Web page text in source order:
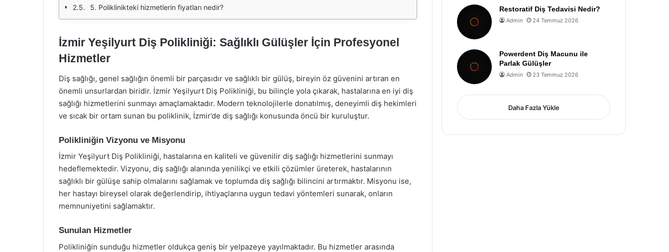
5. Poliklinikteki hizmetlerin fiyatları nedir?
İzmir Yeşilyurt Diş Polikliniği: Sağlıklı Gülüşler İçin Profesyonel
Hizmetler
Diş sağlığı, genel sağlığın önemli bir parçasıdır ve sağlıklı bir gülüş, bireyin öz güvenini artıran en
önemli unsurlardan biridir. İzmir Yeşilyurt Diş Polikliniği, bu bilinçle yola çıkarak, hastalarına en iyi diş
sağlığı hizmetlerini sunmayı amaçlamaktadır. Modern teknolojilerle donatılmış, deneyimli diş hekimleri
ve sıcak bir ortam sunan bu poliklinik, İzmir’de diş sağlığı konusunda öncü bir kuruluştur.
Polikliniğin Vizyonu ve Misyonu
İzmir Yeşilyurt Diş Polikliniği, hastalarına en kaliteli ve güvenilir diş sağlığı hizmetlerini sunmayı
hedeflemektedir. Vizyonu, diş sağlığı alanında yenilikçi ve etkili çözümler üreterek, hastalarının
sağlıklı bir gülüşe sahip olmalarını sağlamak ve toplumda diş sağlığı bilincini artırmaktır. Misyonu ise,
her hastayı bireysel olarak değerlendirip, ihtiyaçlarına uygun tedavi yöntemleri sunarak, onların
memnuniyetini sağlamaktır.
Sunulan Hizmetler
Polikliniğin sunduğu hizmetler oldukça geniş bir yelpazeye yayılmaktadır. Bu hizmetler arasında
Restoratif Diş Tedavisi Nedir?
Admin 24 Temmuz 2026
Powerdent Diş Macunu ile
Parlak Gülüşler
Admin 23 Temmuz 2026
Daha Fazla Yükle